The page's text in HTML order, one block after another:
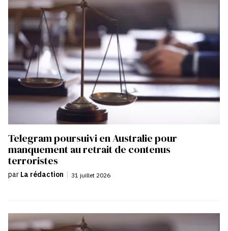
Telegram poursuivi en Australie pour
manquement au retrait de contenus
terroristes
par La rédaction | 31 juillet 2026